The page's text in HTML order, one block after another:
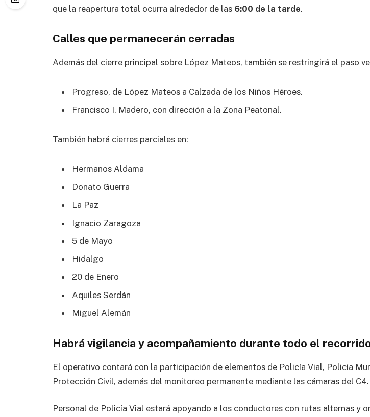
que la reapertura total ocurra alrededor de las 6:00 de la tarde.
Calles que permanecerán cerradas
Además del cierre principal sobre López Mateos, también se restringirá el paso
Progreso, de López Mateos a Calzada de los Niños Héroes.
Francisco I. Madero, con dirección a la Zona Peatonal.
También habrá cierres parciales en:
Hermanos Aldama
Donato Guerra
La Paz
Ignacio Zaragoza
5 de Mayo
Hidalgo
20 de Enero
Aquiles Serdán
Miguel Alemán
Habrá vigilancia y acompañamiento durante todo el
El operativo contará con la participación de elementos de Policía Vial, Policía
Protección Civil, además del monitoreo permanente mediante las cámaras del C4.
Personal de Policía Vial estará apoyando a los conductores con rutas alternas y